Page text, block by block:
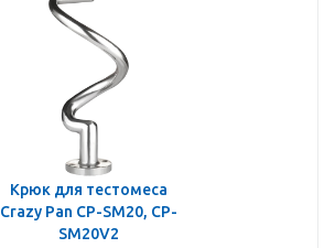
Крюк для тестомеса
Crazy Pan CP-SM20, CP-
SM20V2